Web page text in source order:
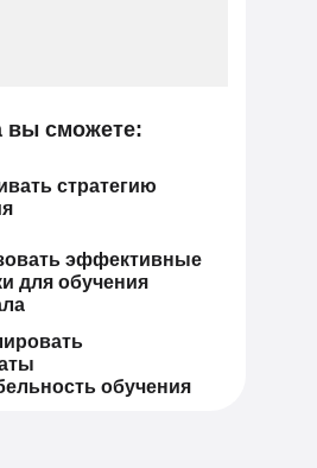
вы сможете:
обучения
эффективные
для обучения
стратегию